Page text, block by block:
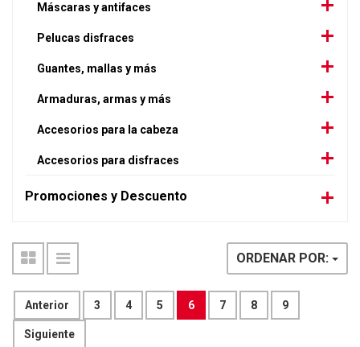
Máscaras y antifaces
Pelucas disfraces
Guantes, mallas y más
Armaduras, armas y más
Accesorios para la cabeza
Accesorios para disfraces
Promociones y Descuento
Anterior 3 4 5 6 7 8 9
Siguiente
ORDENAR POR: